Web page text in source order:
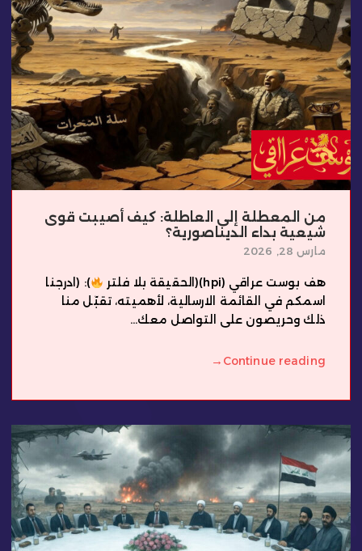
من المعطلة إلى العاطلة: كيف أصيبت قوى
شيعية بداء الديناصورية؟
مارس 28, 2026
هف بوست عراقي (hpi)(الحقيقة بلا فلتر
): (ادرجنا
اسمكم في القائمة الارسالية، لأهميته، تقبّل منا
ذلك وحريصون على التواصل معك...
Continue reading
→